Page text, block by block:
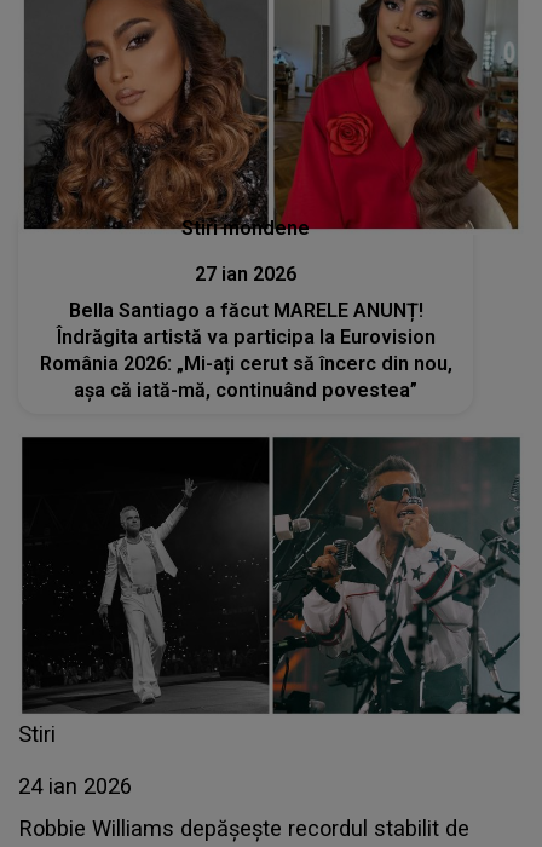
Stiri mondene
27 ian 2026
Bella Santiago a făcut MARELE ANUNȚ!
Îndrăgita artistă va participa la Eurovision
România 2026: „Mi-ați cerut să încerc din nou,
așa că iată-mă, continuând povestea”
Stiri
24 ian 2026
Robbie Williams depăşeşte recordul stabilit de